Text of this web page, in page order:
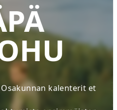
kalenterit et